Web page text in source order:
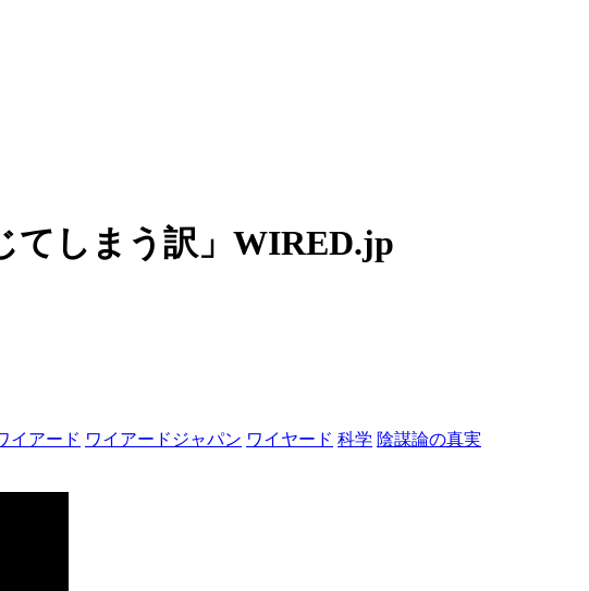
てしまう訳」WIRED.jp
イアード ワイアードジャパン ワイヤード 科学 陰謀論の真実